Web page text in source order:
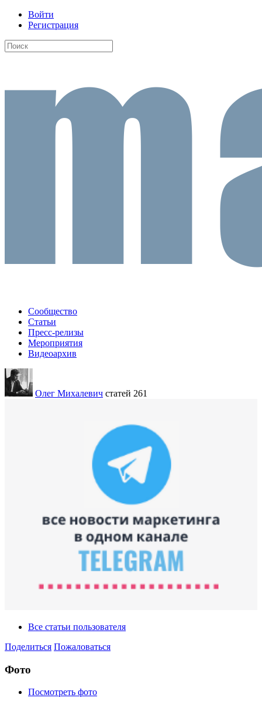
Войти
Регистрация
Сообщество
Статьи
Пресс-релизы
Мероприятия
Видеоархив
Олег Михалевич статей 261
Все статьи пользователя
Поделиться Пожаловаться
Фото
Посмотреть фото